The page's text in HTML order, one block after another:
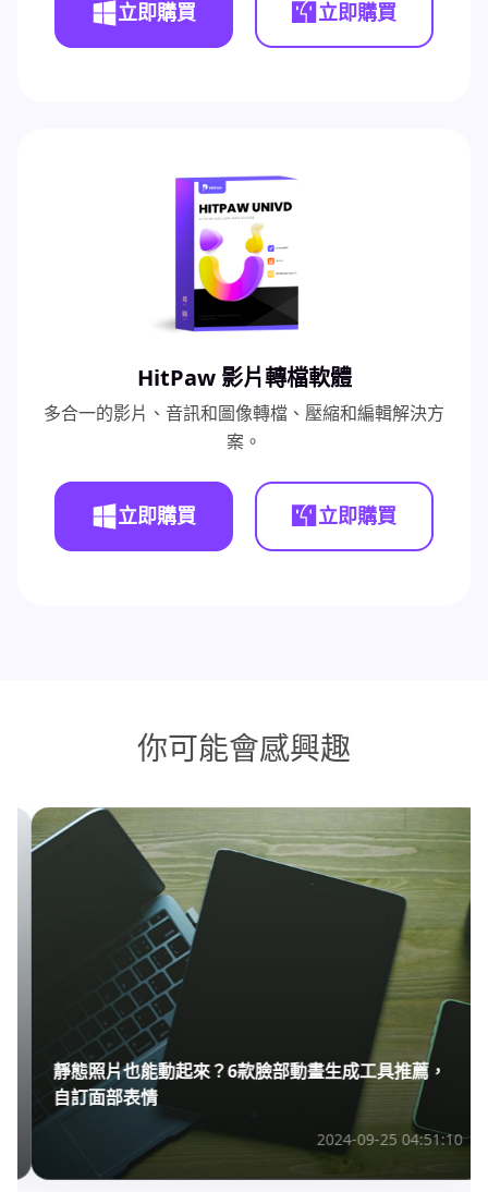
立即購買 立即購買
HitPaw 影片轉檔軟體
多合一的影片、音訊和圖像轉檔、壓縮和編輯解決方
案。
立即購買 立即購買
你可能會感興趣
靜態照片也能動起來？6款臉部動畫生成工具推薦，
自訂面部表情
2024-09-25 04:51:10